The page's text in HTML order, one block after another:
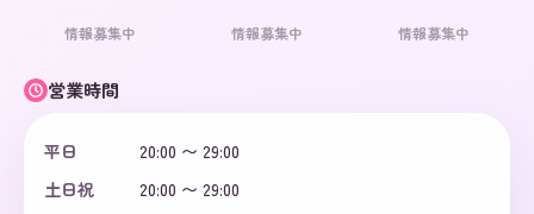
情報募集中 情報募集中 情報募集中
営業時間
平日
20:00 〜 29:00
土日祝
20:00 〜 29:00